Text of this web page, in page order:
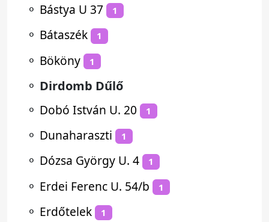
⚬ Bástya U 37 1
⚬ Bátaszék 1
⚬ Bököny 1
⚬ Dirdomb Dűlő
⚬ Dobó István U. 20 1
⚬ Dunaharaszti 1
⚬ Dózsa György U. 4 1
⚬ Erdei Ferenc U. 54/b 1
⚬ Erdőtelek 1